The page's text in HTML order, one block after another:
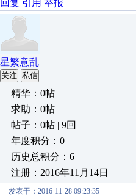
回复 引用 举报
星繁意乱
关注 私信
精华：0帖
求助：0帖
帖子：0帖 | 9回
年度积分：0
历史总积分：6
注册：2016年11月14日
发表于：2016-11-28 09:23:35